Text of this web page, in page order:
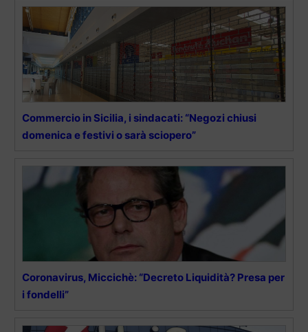
Commercio in Sicilia, i sindacati: “Negozi chiusi
domenica e festivi o sarà sciopero”
Coronavirus, Miccichè: “Decreto Liquidità? Presa per
i fondelli”